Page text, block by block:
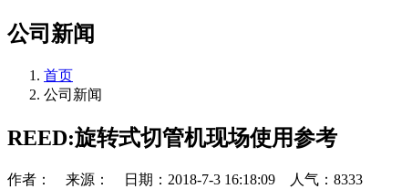
公司新闻
首页
公司新闻
REED:旋转式切管机现场使用参考
作者： 来源： 日期：2018-7-3 16:18:09 人气：8333